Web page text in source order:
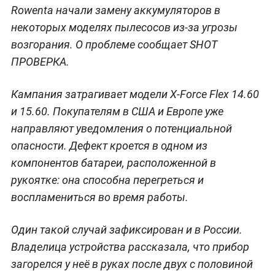
Rowenta начали замену аккумуляторов в
некоторых моделях пылесосов из-за угрозы
возгорания. О проблеме сообщает SHOT
ПРОВЕРКА.
Кампания затрагивает модели X-Force Flex 14.60
и 15.60. Покупателям в США и Европе уже
направляют уведомления о потенциальной
опасности. Дефект кроется в одном из
компонентов батареи, расположенной в
рукоятке: она способна перегреться и
воспламениться во время работы.
Один такой случай зафиксирован и в России.
Владелица устройства рассказала, что прибор
загорелся у неё в руках после двух с половиной